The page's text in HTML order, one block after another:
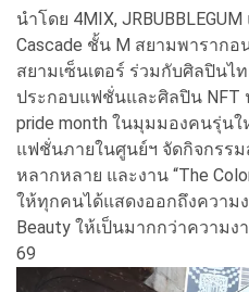
นำโดย 4MIX,
Cascade ชั้น M สยามพารากอ
สยามเซ็นเตอร์ ร่วมกับศิลปิน
ประกอบแฟชั่นและศิลปิน NFT
pride month ในมุมมองคนรุ่น
แฟชั่นภายในศูนย์ฯ จัดกิจกรร
หลากหลาย และงาน “The
ให้ทุกคนได้แสดงออกถึงความ
Beauty ให้เป็นมากกว่าความง
69